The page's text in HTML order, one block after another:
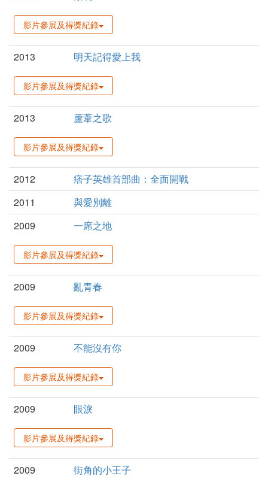
影片參展及得獎紀錄
2013 明天記得愛上我
影片參展及得獎紀錄
2013 蘆葦之歌
影片參展及得獎紀錄
2012
痞子英雄首部曲：全面開戰
2011
與愛別離
2009
一席之地
影片參展及得獎紀錄
2009 亂青春
影片參展及得獎紀錄
2009 不能沒有你
影片參展及得獎紀錄
2009 眼淚
影片參展及得獎紀錄
2009 街角的小王子